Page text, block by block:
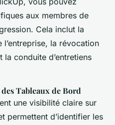
aux membres de
Cela inclut la
la révocation
la conduite d’entretiens
Tableaux de Bord
une visibilité claire sur
permettent d’identifier les